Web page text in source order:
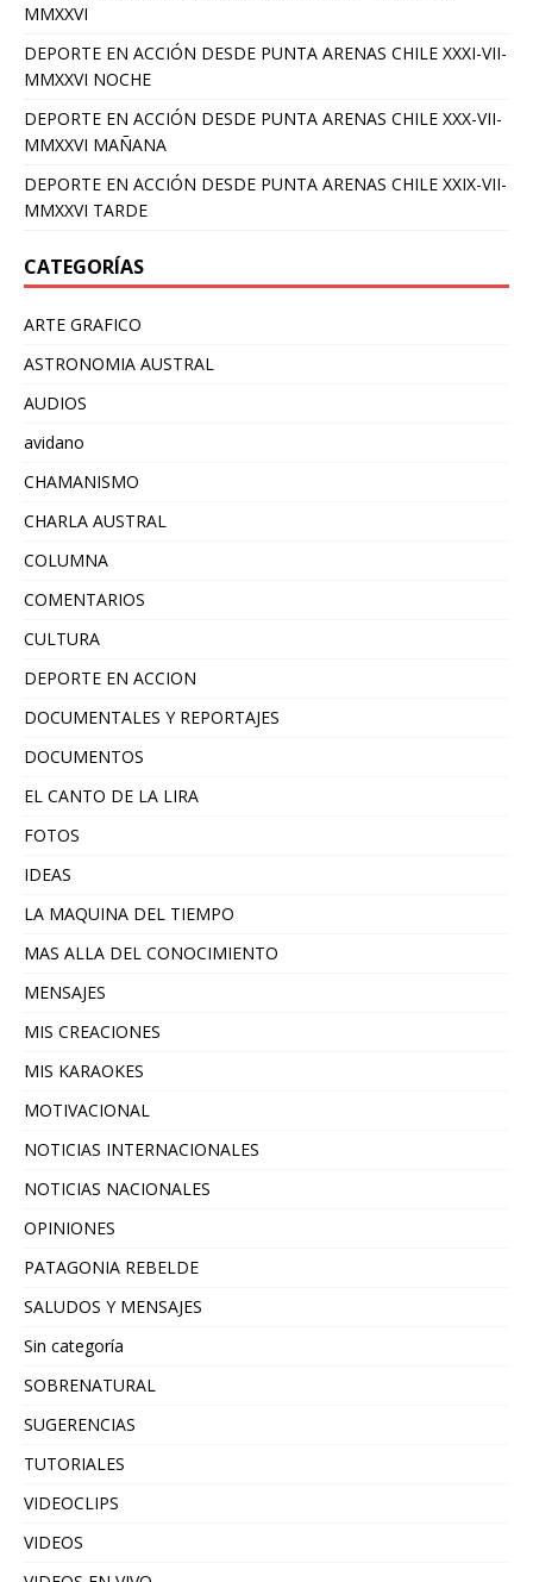
MMXXVI
DEPORTE EN ACCIÓN DESDE PUNTA ARENAS CHILE XXXI-VII-
MMXXVI NOCHE
DEPORTE EN ACCIÓN DESDE PUNTA ARENAS CHILE XXX-VII-
MMXXVI MAÑANA
DEPORTE EN ACCIÓN DESDE PUNTA ARENAS CHILE XXIX-VII-
MMXXVI TARDE
CATEGORÍAS
ARTE GRAFICO
ASTRONOMIA AUSTRAL
AUDIOS
avidano
CHAMANISMO
CHARLA AUSTRAL
COLUMNA
COMENTARIOS
CULTURA
DEPORTE EN ACCION
DOCUMENTALES Y REPORTAJES
DOCUMENTOS
EL CANTO DE LA LIRA
FOTOS
IDEAS
LA MAQUINA DEL TIEMPO
MAS ALLA DEL CONOCIMIENTO
MENSAJES
MIS CREACIONES
MIS KARAOKES
MOTIVACIONAL
NOTICIAS INTERNACIONALES
NOTICIAS NACIONALES
OPINIONES
PATAGONIA REBELDE
SALUDOS Y MENSAJES
Sin categoría
SOBRENATURAL
SUGERENCIAS
TUTORIALES
VIDEOCLIPS
VIDEOS